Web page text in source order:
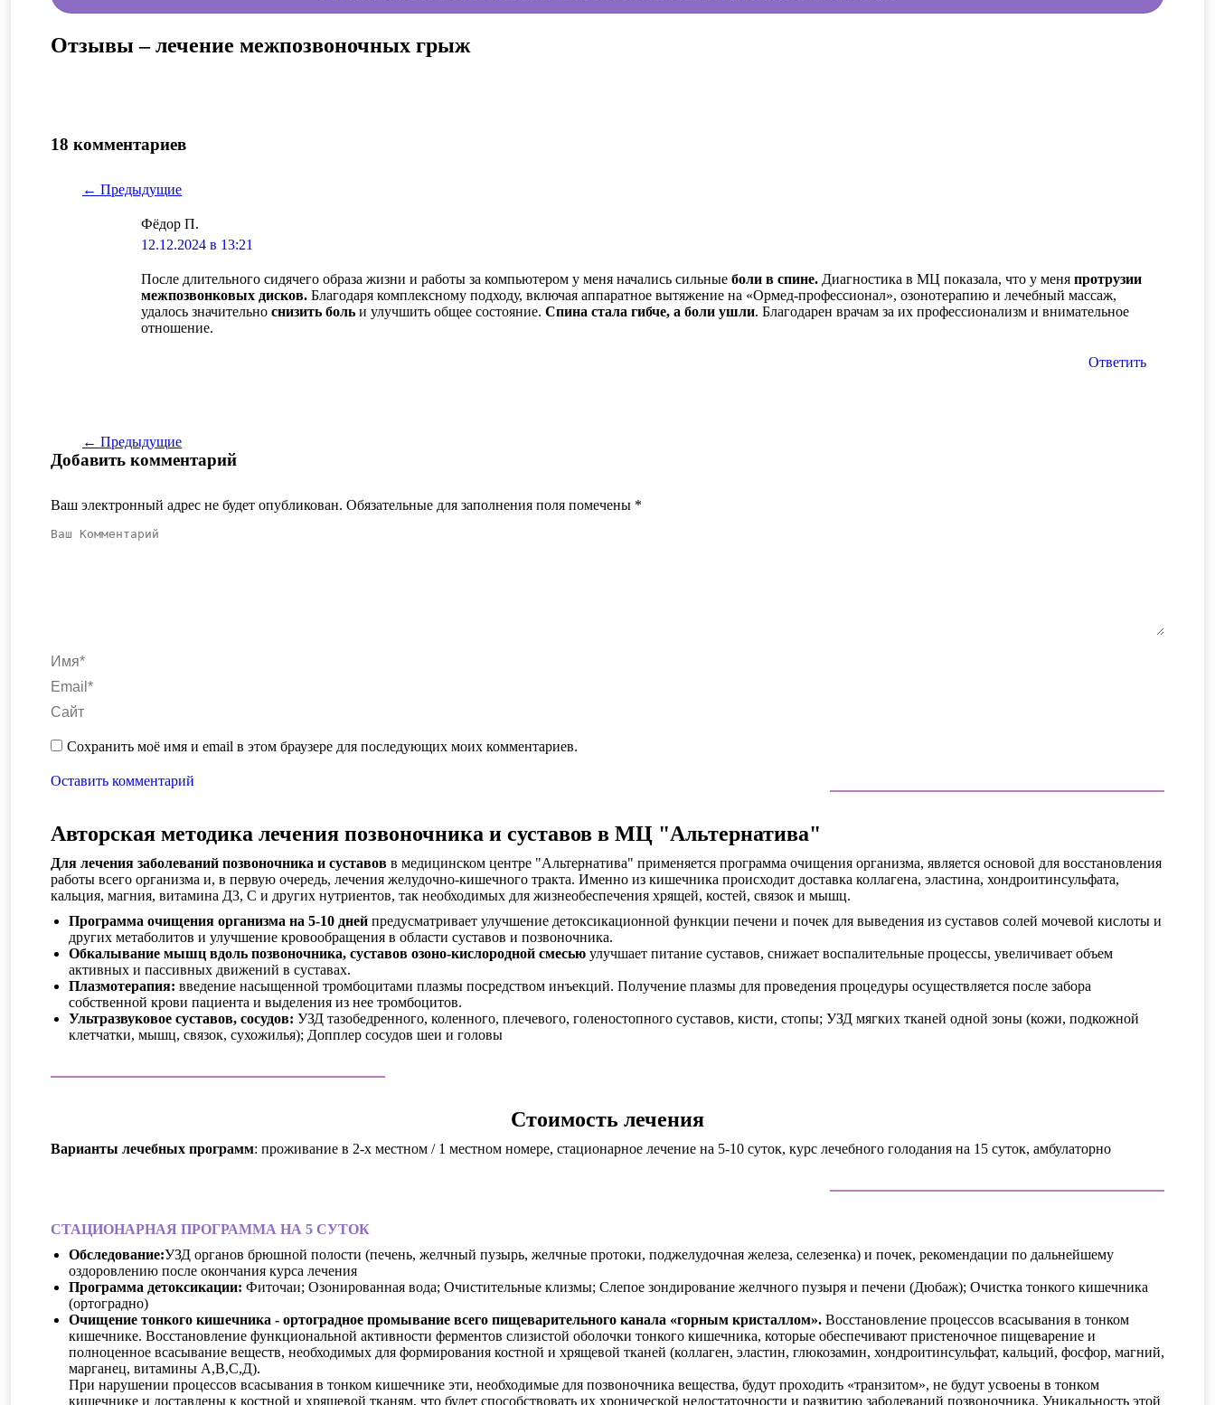
Отзывы – лечение межпозвоночных грыж
18 комментариев
Навигация по комментариям
← Предыдущие
Фёдор П.
говорит:
12.12.2024 в 13:21
После длительного сидячего образа жизни и работы за компьютером у меня начались сильные боли в спине. Диагностика в МЦ показала, что у меня протрузии
межпозвонковых дисков. Благодаря комплексному подходу, включая аппаратное вытяжение на «Ормед-профессионал», озонотерапию и лечебный массаж,
удалось значительно снизить боль и улучшить общее состояние. Спина стала гибче, а боли ушли. Благодарен врачам за их профессионализм и внимательное
отношение.
Ответить
Навигация по комментариям
← Предыдущие
Добавить комментарий
Ваш электронный адрес не будет опубликован. Обязательные для заполнения поля помечены *
Ваш Комментарий
Имя *
Email *
Сайт
Сохранить моё имя и email в этом браузере для последующих моих комментариев.
Оставить комментарий
Авторская методика лечения позвоночника и суставов в МЦ "Альтернатива"
Для лечения заболеваний позвоночника и суставов в медицинском центре "Альтернатива" применяется программа очищения организма, является основой для восстановления
работы всего организма и, в первую очередь, лечения желудочно-кишечного тракта. Именно из кишечника происходит доставка коллагена, эластина, хондроитинсульфата,
кальция, магния, витамина Д3, С и других нутриентов, так необходимых для жизнеобеспечения хрящей, костей, связок и мышц.
Программа очищения организма на 5-10 дней предусматривает улучшение детоксикационной функции печени и почек для выведения из суставов солей мочевой кислоты и
других метаболитов и улучшение кровообращения в области суставов и позвоночника.
Обкалывание мышц вдоль позвоночника, суставов озоно-кислородной смесью улучшает питание суставов, снижает воспалительные процессы, увеличивает объем
активных и пассивных движений в суставах.
Плазмотерапия: введение насыщенной тромбоцитами плазмы посредством инъекций. Получение плазмы для проведения процедуры осуществляется после забора
собственной крови пациента и выделения из нее тромбоцитов.
Ультразвуковое суставов, сосудов: УЗД тазобедренного, коленного, плечевого, голеностопного суставов, кисти, стопы; УЗД мягких тканей одной зоны (кожи, подкожной
клетчатки, мышц, связок, сухожилья); Допплер сосудов шеи и головы
Стоимость лечения
Варианты лечебных программ: проживание в 2-х местном / 1 местном номере, стационарное лечение на 5-10 суток, курс лечебного голодания на 15 суток, амбулаторно
СТАЦИОНАРНАЯ ПРОГРАММА НА 5 СУТОК
Обследование:УЗД органов брюшной полости (печень, желчный пузырь, желчные протоки, поджелудочная железа, селезенка) и почек, рекомендации по дальнейшему
оздоровлению после окончания курса лечения
Программа детоксикации: Фиточаи; Озонированная вода; Очистительные клизмы; Слепое зондирование желчного пузыря и печени (Дюбаж); Очистка тонкого кишечника
(ортоградно)
Очищение тонкого кишечника - ортоградное промывание всего пищеварительного канала «горным кристаллом». Восстановление процессов всасывания в тонком
кишечнике. Восстановление функциональной активности ферментов слизистой оболочки тонкого кишечника, которые обеспечивают пристеночное пищеварение и
полноценное всасывание веществ, необходимых для формирования костной и хрящевой тканей (коллаген, эластин, глюкозамин, хондроитинсульфат, кальций, фосфор, магний,
марганец, витамины А,В,С,Д).
При нарушении процессов всасывания в тонком кишечнике эти, необходимые для позвоночника вещества, будут проходить «транзитом», не будут усвоены в тонком
кишечнике и доставлены к костной и хрящевой тканям, что будет способствовать их хронической недостаточности и развитию заболеваний позвоночника. Уникальность этой